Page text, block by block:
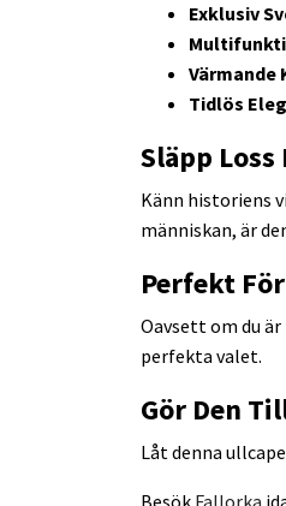
Exklusiv
Tidlös
Släpp
Känn historiens
människan, är
Perfekt
Oavsett om du
perfekta valet.
Gör Den
Låt denna
Besök Fallorka